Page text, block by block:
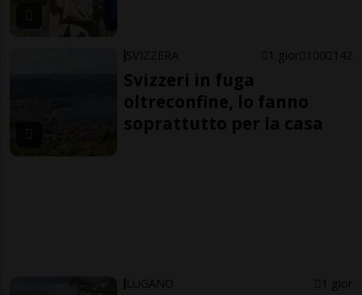
SVIZZERA 1 gior 100 142
Svizzeri in fuga
oltreconfine, lo fanno
soprattutto per la casa
LUGANO 1 gior